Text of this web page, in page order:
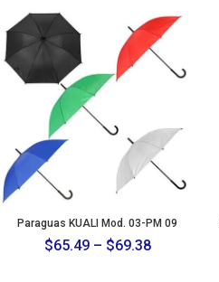
Paraguas KUALI Mod. 03-PM 09
$65.49 – $69.38Price